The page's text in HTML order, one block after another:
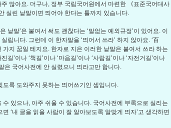
많아요. 더구나, 정부 국립국어원에서 마련한 《표준국어대사
실린 낱말이면 띄어야 한다는 틀까지 있습니다.
낱말’은 붙여서 써도 괜찮다는 ‘말없는 예외규정’이 있어요. 이
립니다. 그런데 이 한자말을 ‘띄어서 쓰라’ 하지 않아요. ‘百
가지 꿈일 테지요. 한자로 지은 이러한 낱말은 붙여서 쓰라 하는
길’이나 ‘책길’이나 ‘마음길’이나 ‘사람길’이나 ‘자전거길’이나
은 국어사전에 안 실렸으니 띄라고만 합니다.
록 도와주지 못하는 띄어쓰기인 셈입니다.
있으나, 아주 쉬울 수 있습니다. 국어사전에 부록으로 실리는
‘내 글을 읽을 사람이 잘 알아보도록 알맞게 띄자’고 생각하면